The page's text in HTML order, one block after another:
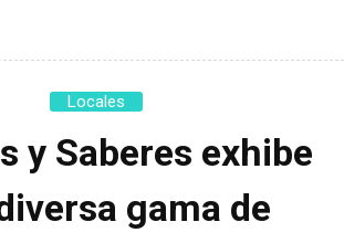
Locales
y Saberes exhibe
gama de